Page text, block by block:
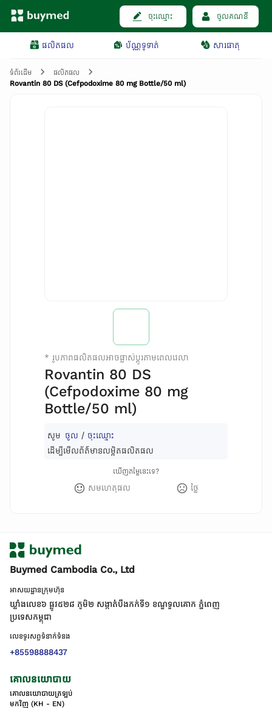
ចុះឈ្មោះ ចូលគណនី
ផលិតផល ប័ណ្ណទូទាត់ សារធាតុ
ទំព័រដើម
ផលិតផល
Rovantin 80 DS (Cefpodoxime 80 mg Bottle/50 ml)
* រូបភាពផលិតផលអាចផ្លាស់ប្តូរតាមពេលវេលា
Rovantin 80 DS
(Cefpodoxime 80 mg
Bottle/50 ml)
សូម ចូល / ចុះឈ្មោះ
ដើម្បីមើលព័ត៌មានលម្អិតផលិតផល
ឃើញតម្លៃនេះទេ?
សមហេតុផល ថ្លៃ
Buymed Cambodia Co., Ltd
អាសយដ្ឋានក្រុមហ៊ុន
ឃ្លាំងលេខ៦ ផ្លូវ៥២៨ ភូមិ២ សង្កាត់់បឹងកក់ទី១ ខណ្ឌទួលគោក ភ្នំពេញ
ប្រទេសកម្ពុជា
លេខទូរសព្ទទំនាក់ទំនង
+85598888437
គោលនយោបាយ
គោលនយោបាយត្រឡប់
មកវិញ (KH - EN)